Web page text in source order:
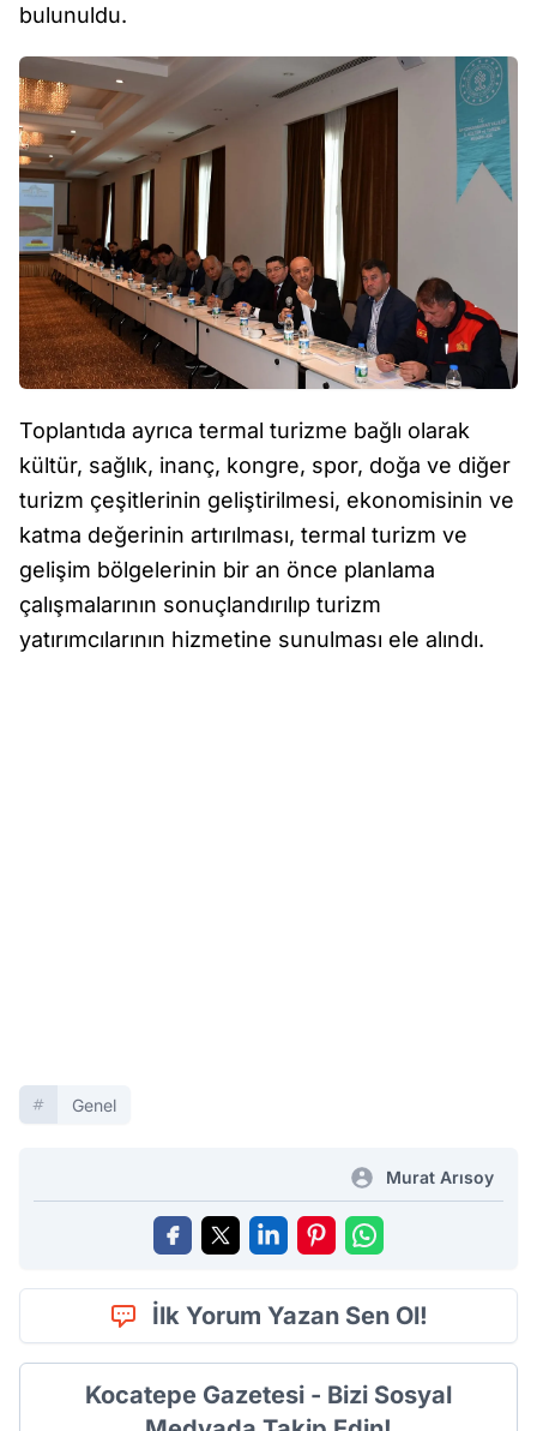
bulunuldu.
Toplantıda ayrıca termal turizme bağlı olarak
kültür, sağlık, inanç, kongre, spor, doğa ve diğer
turizm çeşitlerinin geliştirilmesi, ekonomisinin ve
katma değerinin artırılması, termal turizm ve
gelişim bölgelerinin bir an önce planlama
çalışmalarının sonuçlandırılıp turizm
yatırımcılarının hizmetine sunulması ele alındı.
Genel
Murat Arısoy
İlk Yorum Yazan Sen Ol!
Kocatepe Gazetesi - Bizi Sosyal